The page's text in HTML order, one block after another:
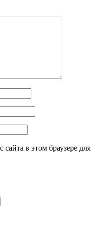
в этом браузере для